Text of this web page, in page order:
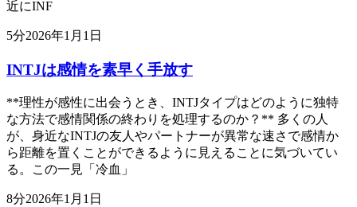
近にINF
5分2026年1月1日
INTJは感情を素早く手放す
**理性が感性に出会うとき、INTJタイプはどのように独特
な方法で感情関係の終わりを処理するのか？** 多くの人
が、身近なINTJの友人やパートナーが異常な速さで感情か
ら距離を置くことができるように見えることに気づいてい
る。この一見「冷血」
8分2026年1月1日